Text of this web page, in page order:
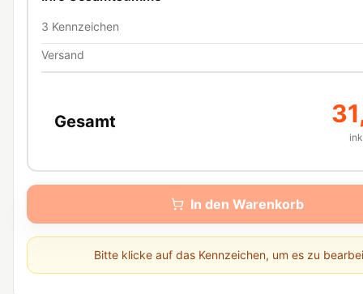
3 Kennzeichen
Versand
Gesamt
In den Warenkorb
Bitte klicke auf das Kennzeichen, um es zu